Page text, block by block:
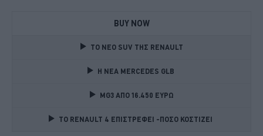
BUY NOW
TO NEO SUV ΤΗΣ RENAULT
Η ΝΕΑ MERCEDES GLB
MG3 ΑΠΟ 16.450 ΕΥΡΩ
TO RENAULT 4 ΕΠΙΣΤΡΕΦΕΙ -ΠΟΣΟ ΚΟΣΤΙΖΕΙ